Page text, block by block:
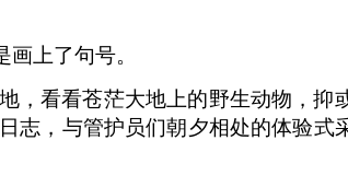
上了句号。
，看看苍茫大地上的野生动物，抑
，与管护员们朝夕相处的体验式